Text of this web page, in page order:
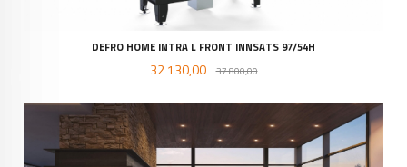
DEFRO HOME INTRA L FRONT INNSATS 97/54H
Tilbud
32 130,00 37 800,00Rabatt